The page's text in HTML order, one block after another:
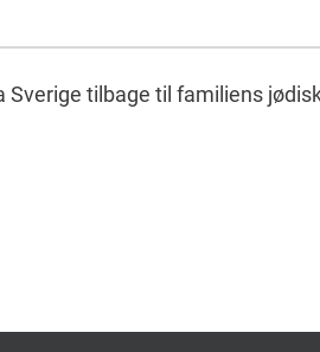
tilbage til familiens